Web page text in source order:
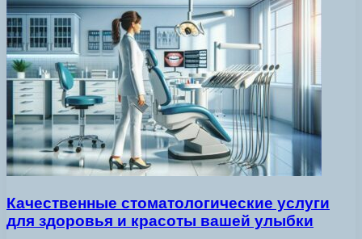
Качественные стоматологические услуги
для здоровья и красоты вашей улыбки